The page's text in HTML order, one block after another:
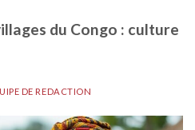
du Congo : culture
DE REDACTION